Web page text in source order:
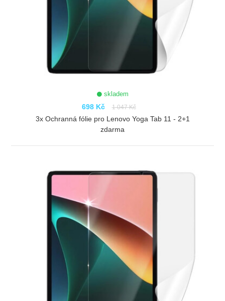
skladem
698 Kč 1 047 Kč
3x Ochranná fólie pro Lenovo Yoga Tab 11 - 2+1
zdarma